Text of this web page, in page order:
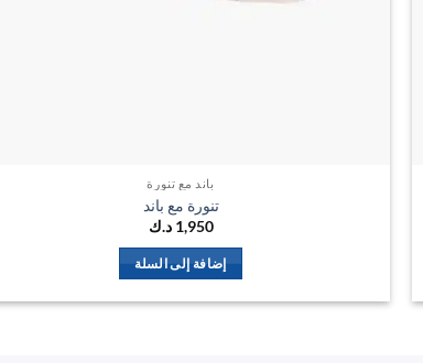
باند مع تنورة
تنورة مع باند
1,950 د.ك
إضافة إلى السلة